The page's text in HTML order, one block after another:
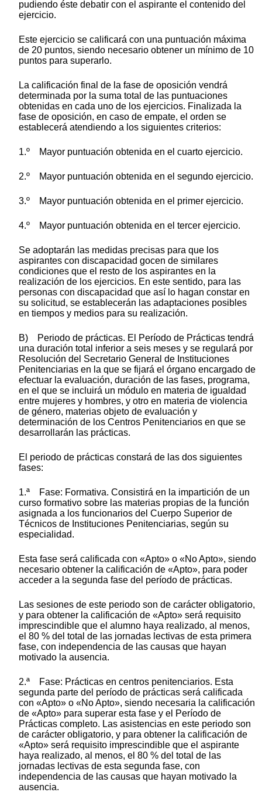
pudiendo éste debatir con el aspirante el contenido del
ejercicio.
Este ejercicio se calificará con una puntuación máxima
de 20 puntos, siendo necesario obtener un mínimo de 10
puntos para superarlo.
La calificación final de la fase de oposición vendrá
determinada por la suma total de las puntuaciones
obtenidas en cada uno de los ejercicios. Finalizada la
fase de oposición, en caso de empate, el orden se
establecerá atendiendo a los siguientes criterios:
1.º Mayor puntuación obtenida en el cuarto ejercicio.
2.º Mayor puntuación obtenida en el segundo ejercicio.
3.º Mayor puntuación obtenida en el primer ejercicio.
4.º Mayor puntuación obtenida en el tercer ejercicio.
Se adoptarán las medidas precisas para que los
aspirantes con discapacidad gocen de similares
condiciones que el resto de los aspirantes en la
realización de los ejercicios. En este sentido, para las
personas con discapacidad que así lo hagan constar en
su solicitud, se establecerán las adaptaciones posibles
en tiempos y medios para su realización.
B) Periodo de prácticas. El Período de Prácticas tendrá
una duración total inferior a seis meses y se regulará por
Resolución del Secretario General de Instituciones
Penitenciarias en la que se fijará el órgano encargado de
efectuar la evaluación, duración de las fases, programa,
en el que se incluirá un módulo en materia de igualdad
entre mujeres y hombres, y otro en materia de violencia
de género, materias objeto de evaluación y
determinación de los Centros Penitenciarios en que se
desarrollarán las prácticas.
El periodo de prácticas constará de las dos siguientes
fases:
1.ª Fase: Formativa. Consistirá en la impartición de un
curso formativo sobre las materias propias de la función
asignada a los funcionarios del Cuerpo Superior de
Técnicos de Instituciones Penitenciarias, según su
especialidad.
Esta fase será calificada con «Apto» o «No Apto», siendo
necesario obtener la calificación de «Apto», para poder
acceder a la segunda fase del período de prácticas.
Las sesiones de este periodo son de carácter obligatorio,
y para obtener la calificación de «Apto» será requisito
imprescindible que el alumno haya realizado, al menos,
el 80 % del total de las jornadas lectivas de esta primera
fase, con independencia de las causas que hayan
motivado la ausencia.
2.ª Fase: Prácticas en centros penitenciarios. Esta
segunda parte del período de prácticas será calificada
con «Apto» o «No Apto», siendo necesaria la calificación
de «Apto» para superar esta fase y el Período de
Prácticas completo. Las asistencias en este periodo son
de carácter obligatorio, y para obtener la calificación de
«Apto» será requisito imprescindible que el aspirante
haya realizado, al menos, el 80 % del total de las
jornadas lectivas de esta segunda fase, con
independencia de las causas que hayan motivado la
ausencia.